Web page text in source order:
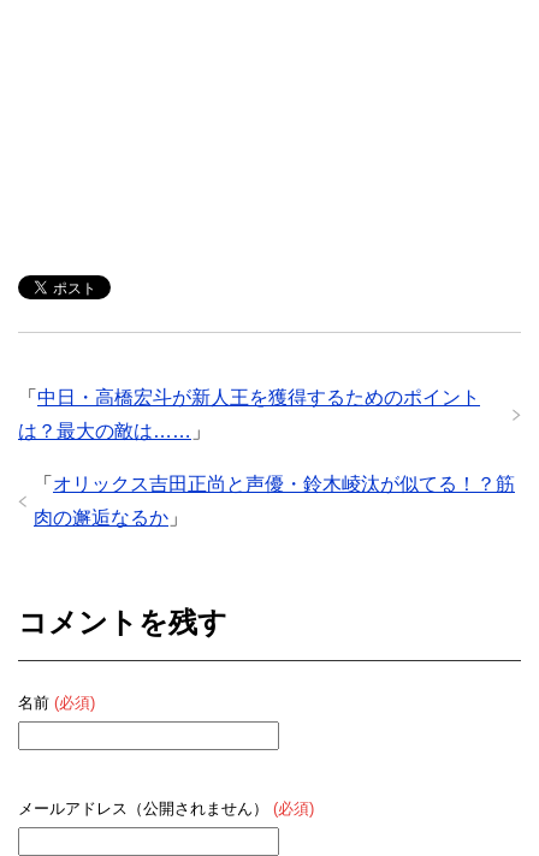
「 中日・高橋宏斗が新人王を獲得するためのポイント
は？最大の敵は…… 」
「 オリックス吉田正尚と声優・鈴木崚汰が似てる！？筋
肉の邂逅なるか 」
コメントを残す
名前 (必須)
メールアドレス（公開されません） (必須)